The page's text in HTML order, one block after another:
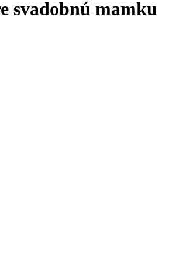
svadobnú mamku